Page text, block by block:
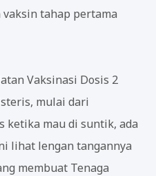
tahap pertama
Vaksinasi Dosis 2
mulai dari
ketika mau di suntik, ada
lihat lengan tangannya
membuat Tenaga